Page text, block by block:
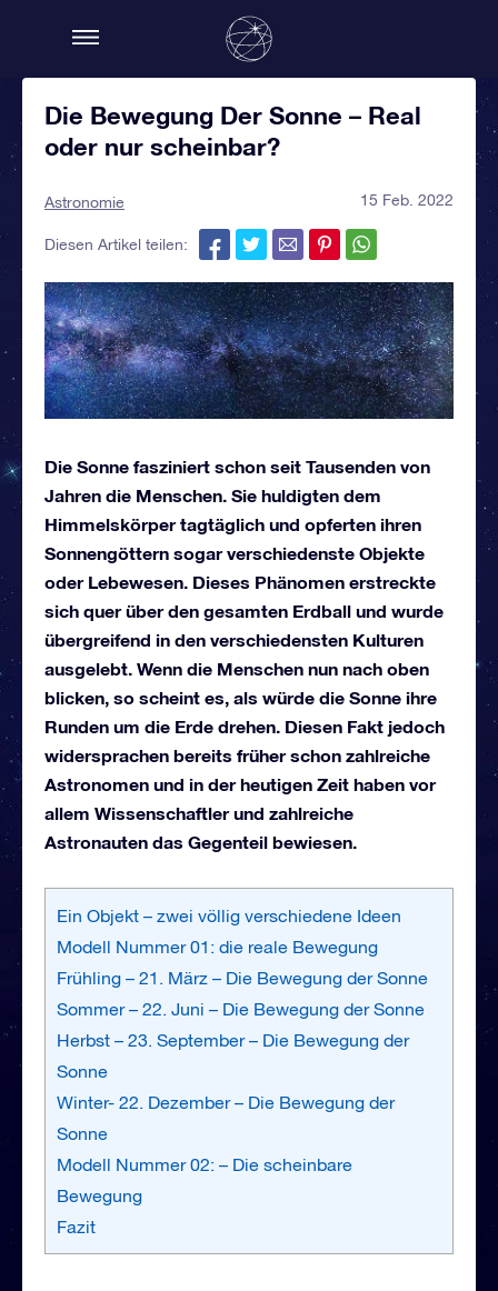
Die Bewegung Der Sonne – Real
oder nur scheinbar?
Astronomie 15 Feb. 2022
Diesen Artikel teilen:
Die Sonne fasziniert schon seit Tausenden von
Jahren die Menschen. Sie huldigten dem
Himmelskörper tagtäglich und opferten ihren
Sonnengöttern sogar verschiedenste Objekte
oder Lebewesen. Dieses Phänomen erstreckte
sich quer über den gesamten Erdball und wurde
übergreifend in den verschiedensten Kulturen
ausgelebt. Wenn die Menschen nun nach oben
blicken, so scheint es, als würde die Sonne ihre
Runden um die Erde drehen. Diesen Fakt jedoch
widersprachen bereits früher schon zahlreiche
Astronomen und in der heutigen Zeit haben vor
allem Wissenschaftler und zahlreiche
Astronauten das Gegenteil bewiesen.
Ein Objekt – zwei völlig verschiedene Ideen
Modell Nummer 01: die reale Bewegung
Frühling – 21. März – Die Bewegung der Sonne
Sommer – 22. Juni – Die Bewegung der Sonne
Herbst – 23. September – Die Bewegung der
Sonne
Winter- 22. Dezember – Die Bewegung der
Sonne
Modell Nummer 02: – Die scheinbare
Bewegung
Fazit